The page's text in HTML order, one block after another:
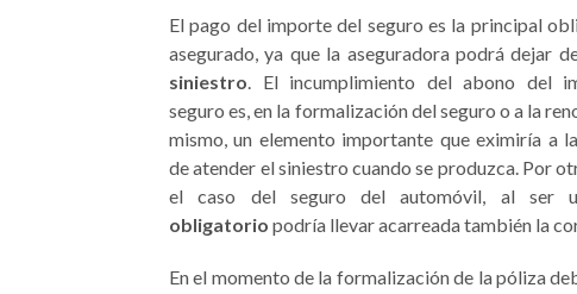
El pago del importe del seguro es la principal
asegurado, ya que la aseguradora podrá dejar
siniestro. El incumplimiento del abono del
seguro es, en la formalización del seguro o a la
mismo, un elemento importante que eximiría a
de atender el siniestro cuando se produzca. Por
el caso del seguro del automóvil, al ser
obligatorio podría llevar acarreada también la
En el momento de la formalización de la póliza